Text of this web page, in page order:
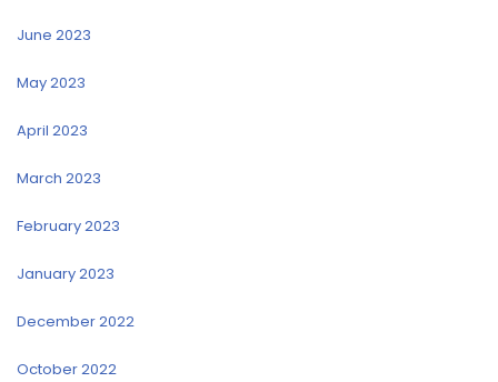
June 2023
May 2023
April 2023
March 2023
February 2023
January 2023
December 2022
October 2022